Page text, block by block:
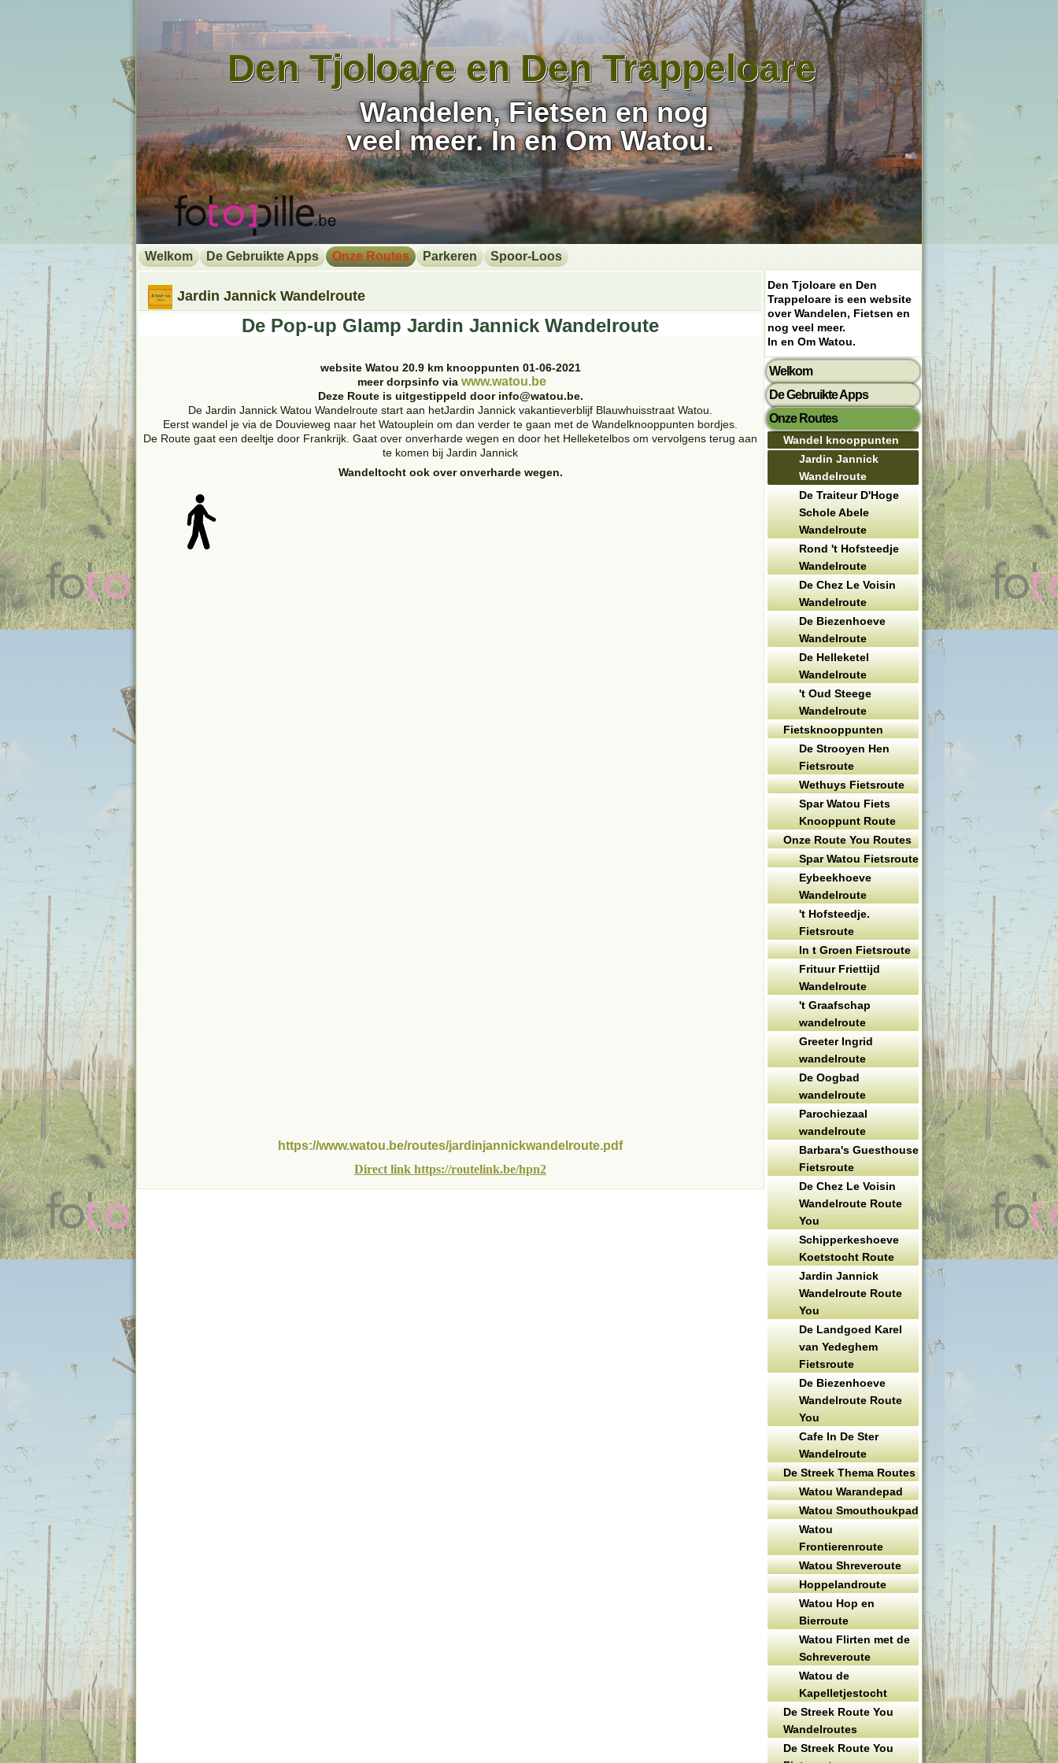
Wandelen, Fietsen en nog
veel meer. In en Om Watou.
Den Tjoloare en Den Trappeloare
Welkom De Gebruikte Apps Onze Routes Parkeren Spoor-Loos
Jardin Jannick Wandelroute
De Pop-up Glamp Jardin Jannick Wandelroute
website Watou 20.9 km knooppunten 01-06-2021
meer dorpsinfo via www.watou.be
Deze Route is uitgestippeld door info@watou.be.
De Jardin Jannick Watou Wandelroute start aan hetJardin Jannick vakantieverblijf Blauwhuisstraat Watou.
Eerst wandel je via de Douvieweg naar het Watouplein om dan verder te gaan met de Wandelknooppunten bordjes.
De Route gaat een deeltje door Frankrijk. Gaat over onverharde wegen en door het Helleketelbos om vervolgens terug aan
te komen bij Jardin Jannick
Wandeltocht ook over onverharde wegen.
https://www.watou.be/routes/jardinjannickwandelroute.pdf
Direct link https://routelink.be/hpn2
Den Tjoloare en Den
Trappeloare is een website
over Wandelen, Fietsen en
nog veel meer.
In en Om Watou.
Welkom
De Gebruikte Apps
Onze Routes
Wandel knooppunten
Jardin Jannick
Wandelroute
De Traiteur D'Hoge
Schole Abele
Wandelroute
Rond 't Hofsteedje
Wandelroute
De Chez Le Voisin
Wandelroute
De Biezenhoeve
Wandelroute
De Helleketel
Wandelroute
't Oud Steege
Wandelroute
Fietsknooppunten
De Strooyen Hen
Fietsroute
Wethuys Fietsroute
Spar Watou Fiets
Knooppunt Route
Onze Route You Routes
Spar Watou Fietsroute
Eybeekhoeve
Wandelroute
't Hofsteedje.
Fietsroute
In t Groen Fietsroute
Frituur Friettijd
Wandelroute
't Graafschap
wandelroute
Greeter Ingrid
wandelroute
De Oogbad
wandelroute
Parochiezaal
wandelroute
Barbara's Guesthouse
Fietsroute
De Chez Le Voisin
Wandelroute Route
You
Schipperkeshoeve
Koetstocht Route
Jardin Jannick
Wandelroute Route
You
De Landgoed Karel
van Yedeghem
Fietsroute
De Biezenhoeve
Wandelroute Route
You
Cafe In De Ster
Wandelroute
De Streek Thema Routes
Watou Warandepad
Watou Smouthoukpad
Watou
Frontierenroute
Watou Shreveroute
Hoppelandroute
Watou Hop en
Bierroute
Watou Flirten met de
Schreveroute
Watou de
Kapelletjestocht
De Streek Route You
Wandelroutes
De Streek Route You